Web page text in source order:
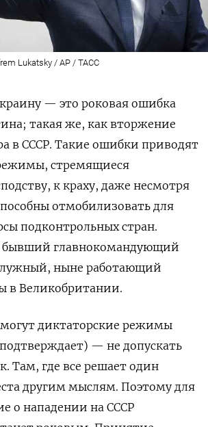
Lukatsky / AP / ТАСС
— это роковая ошибка
такая же, как вторжение
в СССР. Такие ошибки приводят
стремящиеся
к краху, даже несмотря
отмобилизовать для
подконтрольных стран.
бывший главнокомандующий
ныне работающий
в Великобритании.
могут диктаторские режимы
— не допускать
Там, где все решает один
другим мыслям. Поэтому для
о нападении на СССР